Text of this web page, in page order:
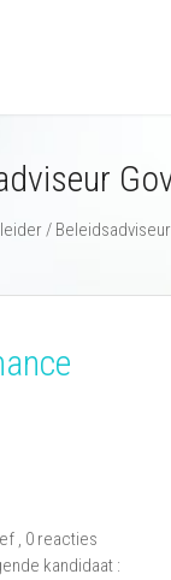
/
, 0 reacties
kandidaat :